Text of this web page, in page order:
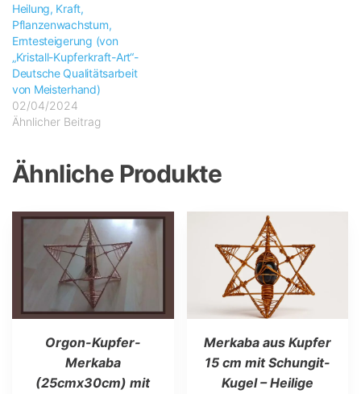
Heilung, Kraft,
Pflanzenwachstum,
Erntesteigerung (von
„Kristall-Kupferkraft-Art“-
Deutsche Qualitätsarbeit
von Meisterhand)
02/04/2024
Ähnlicher Beitrag
Ähnliche Produkte
Orgon-Kupfer-
Merkaba
(25cmx30cm) mit
Merkaba aus Kupfer
15 cm mit Schungit-
Kugel – Heilige